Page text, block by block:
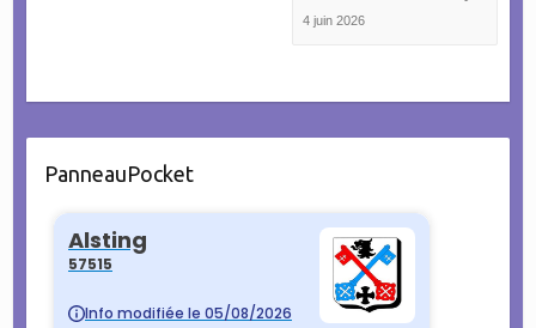
4 juin 2026
PanneauPocket